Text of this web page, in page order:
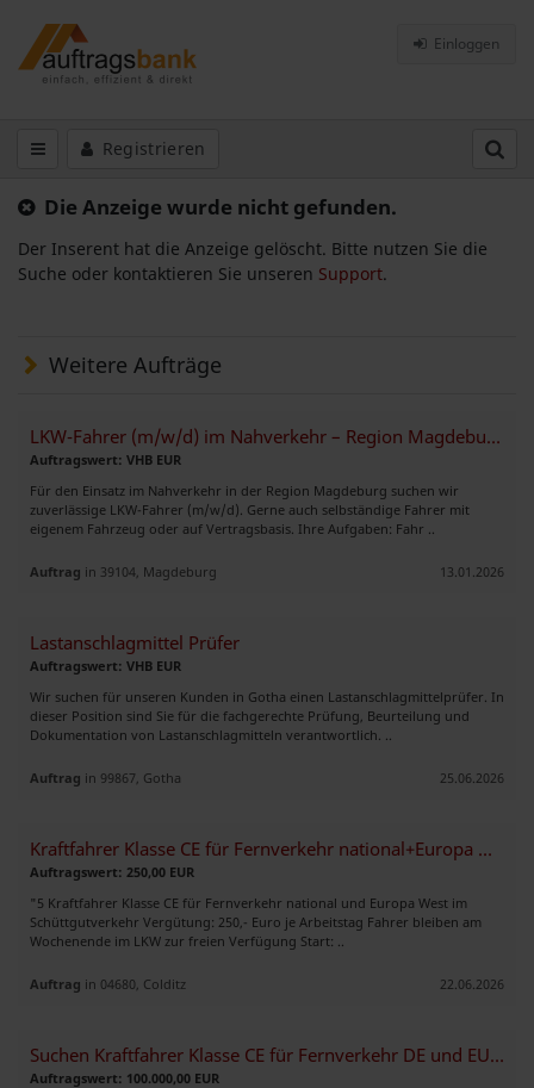
Einloggen
Registrieren
Die Anzeige wurde nicht gefunden.
Der Inserent hat die Anzeige gelöscht. Bitte nutzen Sie die
Suche oder kontaktieren Sie unseren Support.
Weitere Aufträge
LKW-Fahrer (m/w/d) im Nahverkehr – Region Magdeburg gesucht
Auftragswert: VHB EUR
Für den Einsatz im Nahverkehr in der Region Magdeburg suchen wir
zuverlässige LKW-Fahrer (m/w/d). Gerne auch selbständige Fahrer mit
eigenem Fahrzeug oder auf Vertragsbasis. Ihre Aufgaben: Fahr ..
Auftrag in 39104, Magdeburg 13.01.2026
Lastanschlagmittel Prüfer
Auftragswert: VHB EUR
Wir suchen für unseren Kunden in Gotha einen Lastanschlagmittelprüfer. In
dieser Position sind Sie für die fachgerechte Prüfung, Beurteilung und
Dokumentation von Lastanschlagmitteln verantwortlich. ..
Auftrag in 99867, Gotha 25.06.2026
Kraftfahrer Klasse CE für Fernverkehr national+Europa West SCHÜTTGUT
Auftragswert: 250,00 EUR
"5 Kraftfahrer Klasse CE für Fernverkehr national und Europa West im
Schüttgutverkehr Vergütung: 250,- Euro je Arbeitstag Fahrer bleiben am
Wochenende im LKW zur freien Verfügung Start: ..
Auftrag in 04680, Colditz 22.06.2026
Suchen Kraftfahrer Klasse CE für Fernverkehr DE und EU West
Auftragswert: 100.000,00 EUR